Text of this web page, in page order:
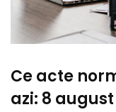
Ce acte
azi: 8